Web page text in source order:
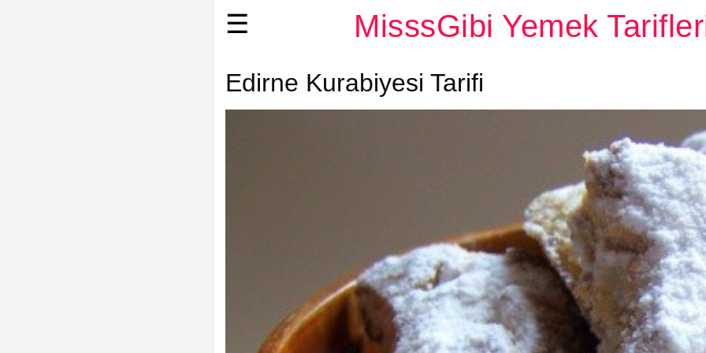
MisssGibi Yemek
☰
Edirne Kurabiyesi Tarifi